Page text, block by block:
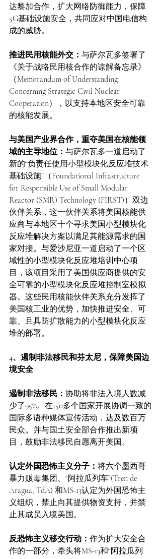
达黎加合作，扩大网络防御能力，保障
5G基础设施安全，共同应对中国电信构
成的威胁。
推进民用核能外交： 与萨尔瓦多签署了
《关于战略民用核合作的谅解备忘录》
（Memorandum of Understanding
Concerning Strategic Civil Nuclear
Cooperation），以支持本地区安全可靠
的核能发展。
与美国产业界合作，重夺美国在核能领
域的主导地位： 与萨尔瓦多一道启动了
新的“负责任使用小型模块化反应堆技术
基础设施”（Foundational Infrastructure
for Responsible Use of Small Modular
Reactor (SMR) Technology (FIRST)）双边
伙伴关系，这一伙伴关系将美国核能供
应商与本地区十个寻求美国小型模块化
反应堆解决方案以满足其能源需求的国
家对接。与爱沙尼亚一道启动了一个区
域性的小型模块化反应堆培训中心项
目，该项目采用了美国供应商提供的安
全可靠的小型模块化反应堆控制室模拟
器。这些民用核能伙伴关系充分发挥了
美国核工业的优势，加快推进安全、可
靠、且具防扩散能力的小型模块化反应
堆的部署。
4、遏制非法移民和芬太尼，保障美国边
境安全
遏制非法移民： 协助将非法入境人数减
少了95%。在150多个国家开展协调一致的
国际多语种媒体宣传活动，达及数百万
民众。并与国土安全部合作推出新项
目，鼓励非法移民自愿离开美国。
认定外国恐怖主义分子： 将六个墨西哥
暴力贩毒集团、“阿拉瓜列车”(Tren de
Aragua, TdA) 和MS-13认定为外国恐怖主
义组织，禁止向其提供物资支持，并禁
止其成员入境美国。
反恐怖主义移交行动： 作为扩大安全合
作的一部分，牵头将MS-13和“阿拉瓜列